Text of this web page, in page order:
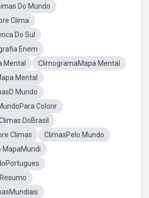
Do Mundo
Clima
Do Sul
Enem
Mental
ClimogramaMapa Mental
Mental
Mundo
Colorir
DoBrasil
Climas
ClimasPelo Mundo
MapaMundi